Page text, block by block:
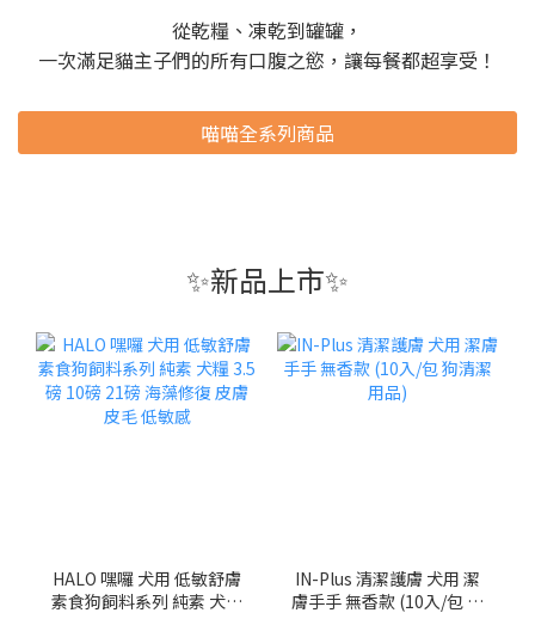
從乾糧、凍乾到罐罐，
一次滿足貓主子們的所有口腹之慾，讓每餐都超享受！
喵喵全系列商品
✨新品上市✨
HALO 嘿囉 犬用 低敏舒膚
素食狗飼料系列 純素 犬糧
IN-Plus 清潔護膚 犬用 潔
膚手手 無香款 (10入/包 狗